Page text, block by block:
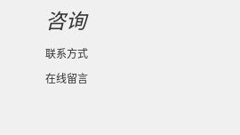
咨询
联系方式
在线留言